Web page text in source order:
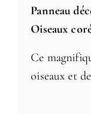
Panneau
Oiseaux
Ce
oiseaux et